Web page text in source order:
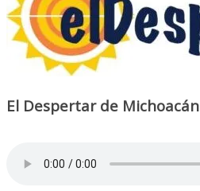
El Despertar de Michoacán